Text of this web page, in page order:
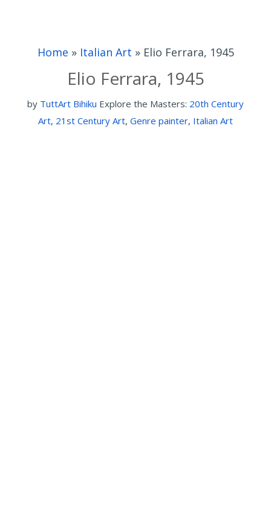
Home » Italian Art » Elio Ferrara, 1945
Elio Ferrara, 1945
by TuttArt Bihiku Explore the Masters: 20th Century
Art, 21st Century Art, Genre painter, Italian Art